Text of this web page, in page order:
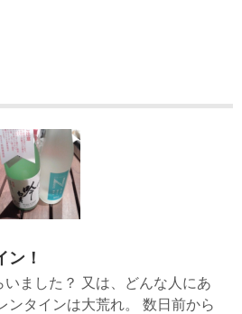
ン！
ました？ 又は、どんな人にあ
ンタインは大荒れ。 数日前から